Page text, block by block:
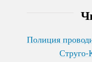
Полиция
Струго-